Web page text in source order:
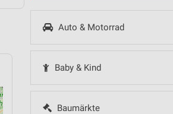
Auto & Motorrad
Baby & Kind
Baumärkte